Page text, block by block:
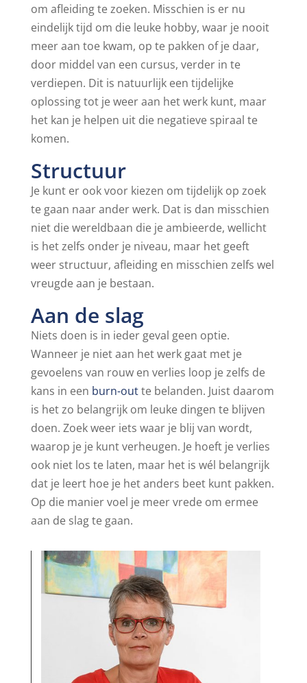
om afleiding te zoeken. Misschien is er nu
eindelijk tijd om die leuke hobby, waar je nooit
meer aan toe kwam, op te pakken of je daar,
door middel van een cursus, verder in te
verdiepen. Dit is natuurlijk een tijdelijke
oplossing tot je weer aan het werk kunt, maar
het kan je helpen uit die negatieve spiraal te
komen.
Structuur
Je kunt er ook voor kiezen om tijdelijk op zoek
te gaan naar ander werk. Dat is dan misschien
niet die wereldbaan die je ambieerde, wellicht
is het zelfs onder je niveau, maar het geeft
weer structuur, afleiding en misschien zelfs wel
vreugde aan je bestaan.
Aan de slag
Niets doen is in ieder geval geen optie.
Wanneer je niet aan het werk gaat met je
gevoelens van rouw en verlies loop je zelfs de
kans in een burn-outte belanden. Juist daarom
is het zo belangrijk om leuke dingen te blijven
doen. Zoek weer iets waar je blij van wordt,
waarop je je kunt verheugen. Je hoeft je verlies
ook niet los te laten, maar het is wél belangrijk
dat je leert hoe je het anders beet kunt pakken.
Op die manier voel je meer vrede om ermee
aan de slag te gaan.